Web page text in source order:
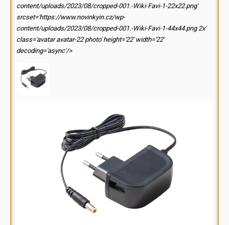
content/uploads/2023/08/cropped-001.-Wiki-Favi-1-22x22.png'
srcset='https://www.novinkyin.cz/wp-
content/uploads/2023/08/cropped-001.-Wiki-Favi-1-44x44.png 2x'
class='avatar avatar-22 photo' height='22' width='22'
decoding='async'/>